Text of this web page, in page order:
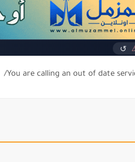
You are calling an out of date